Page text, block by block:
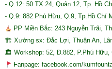
- Q.12: 50 TX 24, Quận 12, Tp. Hồ
- Q.9: 882 Phú Hữu, Q.9, Tp.Hồ Chí
PP Miền Bắc: 243 Nguyễn Trãi,
🏗 Xưởng sx: Đắc Lợi, Thuận An,
🏛 Workshop: 52, Đ.882, P.Phú Hữu,
Fanpage: facebook.com/